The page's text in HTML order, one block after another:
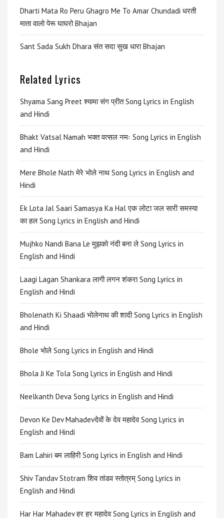
Dharti Mata Ro Peru Ghagro Me To Amar Chundadi धरती
माता वालो पेरू घाघरो Bhajan
Sant Sada Sukh Dhara संत सदा सुख धारा Bhajan
Related Lyrics
Shyama Sang Preet श्यामा संग प्रीत Song Lyrics in English
and Hindi
Bhakt Vatsal Namah भक्त वत्सल नमः Song Lyrics in English
and Hindi
Mere Bhole Nath मेरे भोले नाथ Song Lyrics in English and
Hindi
Ek Lota Jal Saari Samasya Ka Hal एक लोटा जल सारी समस्या
का हल Song Lyrics in English and Hindi
Mujhko Nandi Bana Le मुझको नंदी बना ले Song Lyrics in
English and Hindi
Laagi Lagan Shankara लागी लगन शंकरा Song Lyrics in
English and Hindi
Bholenath Ki Shaadi भोलेनाथ की शादी Song Lyrics in English
and Hindi
Bhole भोले Song Lyrics in English and Hindi
Bhola Ji Ke Tola Song Lyrics in English and Hindi
Neelkanth Deva Song Lyrics in English and Hindi
Devon Ke Dev Mahadevदेवों के देव महादेव Song Lyrics in
English and Hindi
Bam Lahiri बम लाहिरी Song Lyrics in English and Hindi
Shiv Tandav Stotram शिव तांडव स्तोत्रम् Song Lyrics in
English and Hindi
Har Har Mahadev हर हर महादेव Song Lyrics in English and